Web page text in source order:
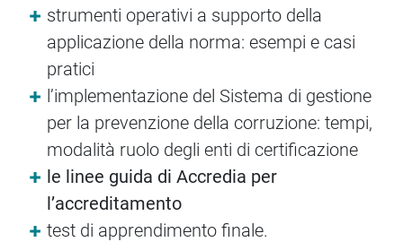
strumenti operativi a supporto della
applicazione della norma: esempi e casi
pratici
l’implementazione del Sistema di gestione
per la prevenzione della corruzione: tempi,
modalità ruolo degli enti di certificazione
le linee guida di Accredia per
l’accreditamento
test di apprendimento finale.